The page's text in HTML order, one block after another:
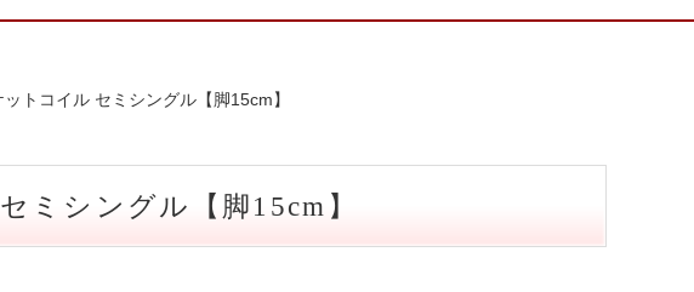
トコイル セミシングル【脚15cm】
ミシングル【脚15cm】